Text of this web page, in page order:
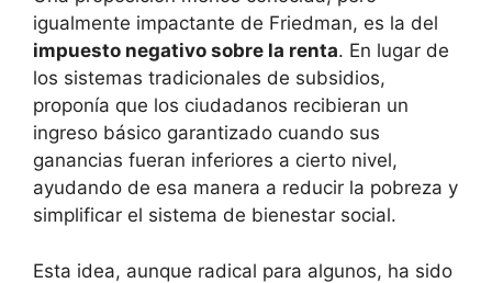
igualmente impactante de Friedman, es la del
impuesto negativo sobre la renta. En lugar de
los sistemas tradicionales de subsidios,
proponía que los ciudadanos recibieran un
ingreso básico garantizado cuando sus
ganancias fueran inferiores a cierto nivel,
ayudando de esa manera a reducir la pobreza y
simplificar el sistema de bienestar social.
Esta idea, aunque radical para algunos, ha sido